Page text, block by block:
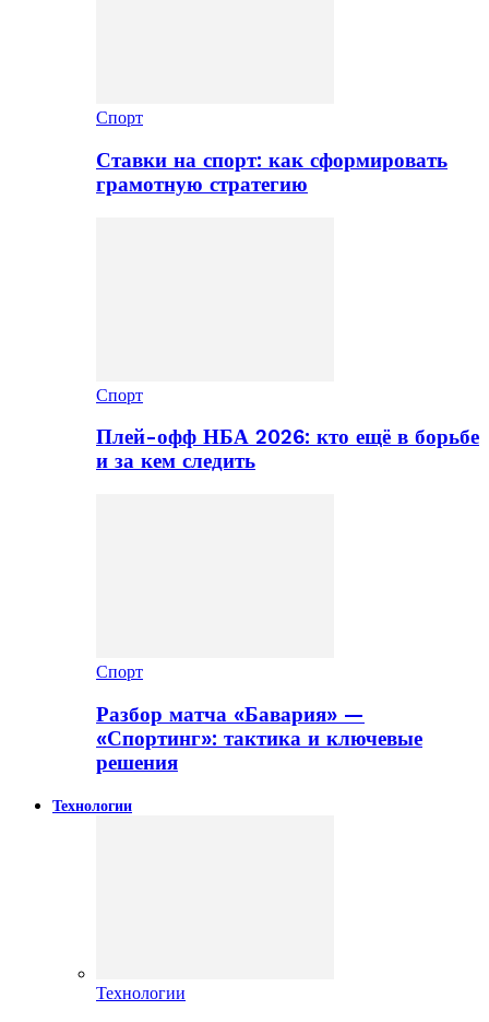
Спорт
Ставки на спорт: как сформировать
грамотную стратегию
Спорт
Плей-офф НБА 2026: кто ещё в борьбе
и за кем следить
Спорт
Разбор матча «Бавария» —
«Спортинг»: тактика и ключевые
решения
Технологии
Технологии